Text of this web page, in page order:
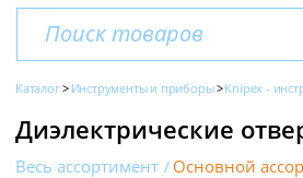
Каталог Инструменты и приборы Knipex -
Диэлектрические
Весь ассортимент Основной